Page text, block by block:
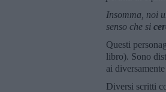
Insomma, noi
senso che si
Questi
libro). Sono
ai
Diversi scritti